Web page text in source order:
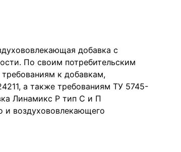
добавка с
По своим потребительским
к добавкам,
а также требованиям ТУ 5745-
Линамикс Р тип С и П
и воздухововлекающего